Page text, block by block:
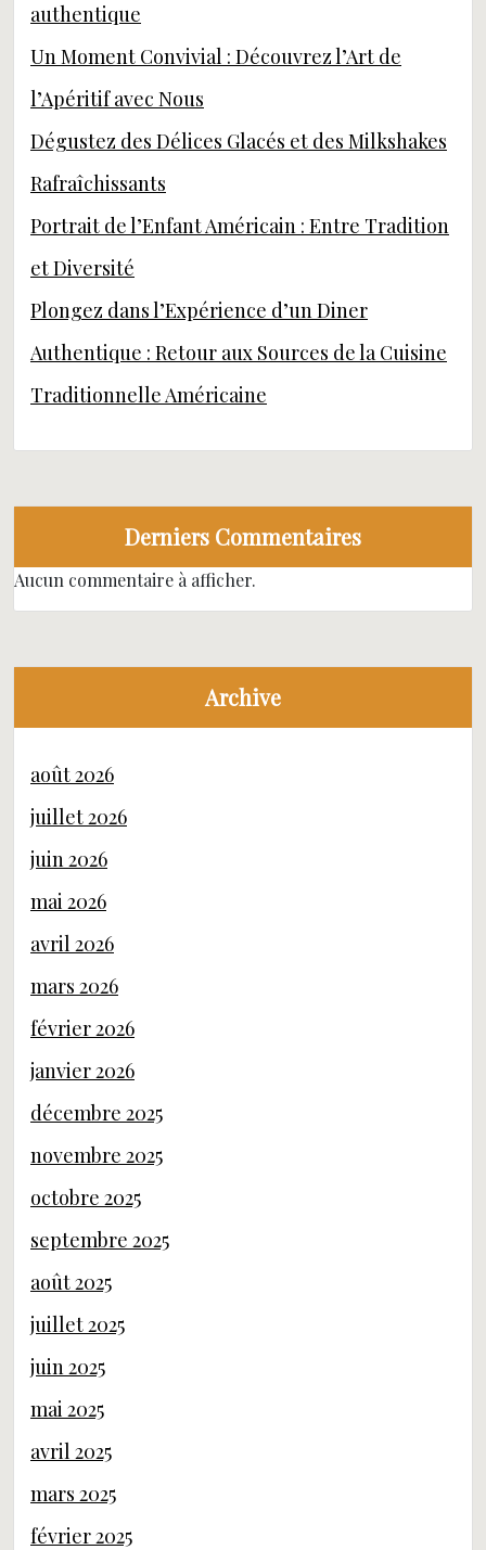
authentique
Un Moment Convivial : Découvrez l’Art de
l’Apéritif avec Nous
Dégustez des Délices Glacés et des Milkshakes
Rafraîchissants
Portrait de l’Enfant Américain : Entre Tradition
et Diversité
Plongez dans l’Expérience d’un Diner
Authentique : Retour aux Sources de la Cuisine
Traditionnelle Américaine
Derniers Commentaires
Aucun commentaire à afficher.
Archive
août 2026
juillet 2026
juin 2026
mai 2026
avril 2026
mars 2026
février 2026
janvier 2026
décembre 2025
novembre 2025
octobre 2025
septembre 2025
août 2025
juillet 2025
juin 2025
mai 2025
avril 2025
mars 2025
février 2025